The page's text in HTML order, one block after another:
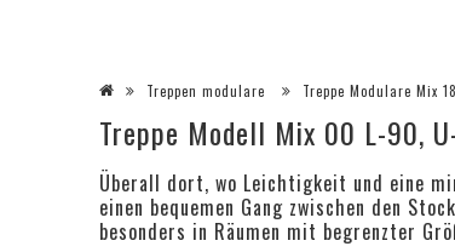
Treppen modulare Treppe Modulare Mix
Treppe Modell Mix 00 L-90,
Überall dort, wo Leichtigkeit und eine
einen bequemen Gang zwischen den
besonders in Räumen mit begrenzter